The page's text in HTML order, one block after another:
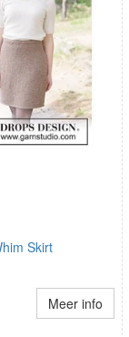
Skirt
Meer info